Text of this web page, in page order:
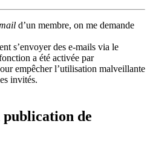
d’un membre, on me demande
s’envoyer des e-mails via le
a été activée par
empêcher l’utilisation malveillante
invités.
publication de